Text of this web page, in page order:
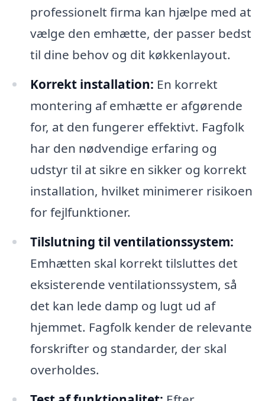
professionelt firma kan hjælpe med at
vælge den emhætte, der passer bedst
til dine behov og dit køkkenlayout.
Korrekt installation: En korrekt
montering af emhætte er afgørende
for, at den fungerer effektivt. Fagfolk
har den nødvendige erfaring og
udstyr til at sikre en sikker og korrekt
installation, hvilket minimerer risikoen
for fejlfunktioner.
Tilslutning til ventilationssystem:
Emhætten skal korrekt tilsluttes det
eksisterende ventilationssystem, så
det kan lede damp og lugt ud af
hjemmet. Fagfolk kender de relevante
forskrifter og standarder, der skal
overholdes.